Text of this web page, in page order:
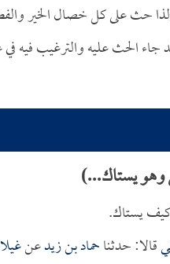
ولذا حث على كل خصال الخير
الحث عليه والترغيب فيه
يستاك...)
يستاك.
قالا: حدثناحماد بن زيدعن